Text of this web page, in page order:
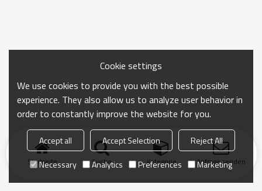
Startseite Suche Kategorie Anfrage senden
Cookie settings
We use cookies to provide you with the best possible
experience. They also allow us to analyze user behavior in
order to constantly improve the website for you.
Accept all Accept Selection
Reject All
Necessary
Analytics Preferences Marketing